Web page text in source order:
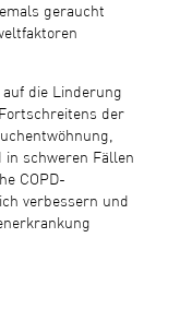
geraucht
auf die Linderung
der
in schweren Fällen
COPD-
verbessern und